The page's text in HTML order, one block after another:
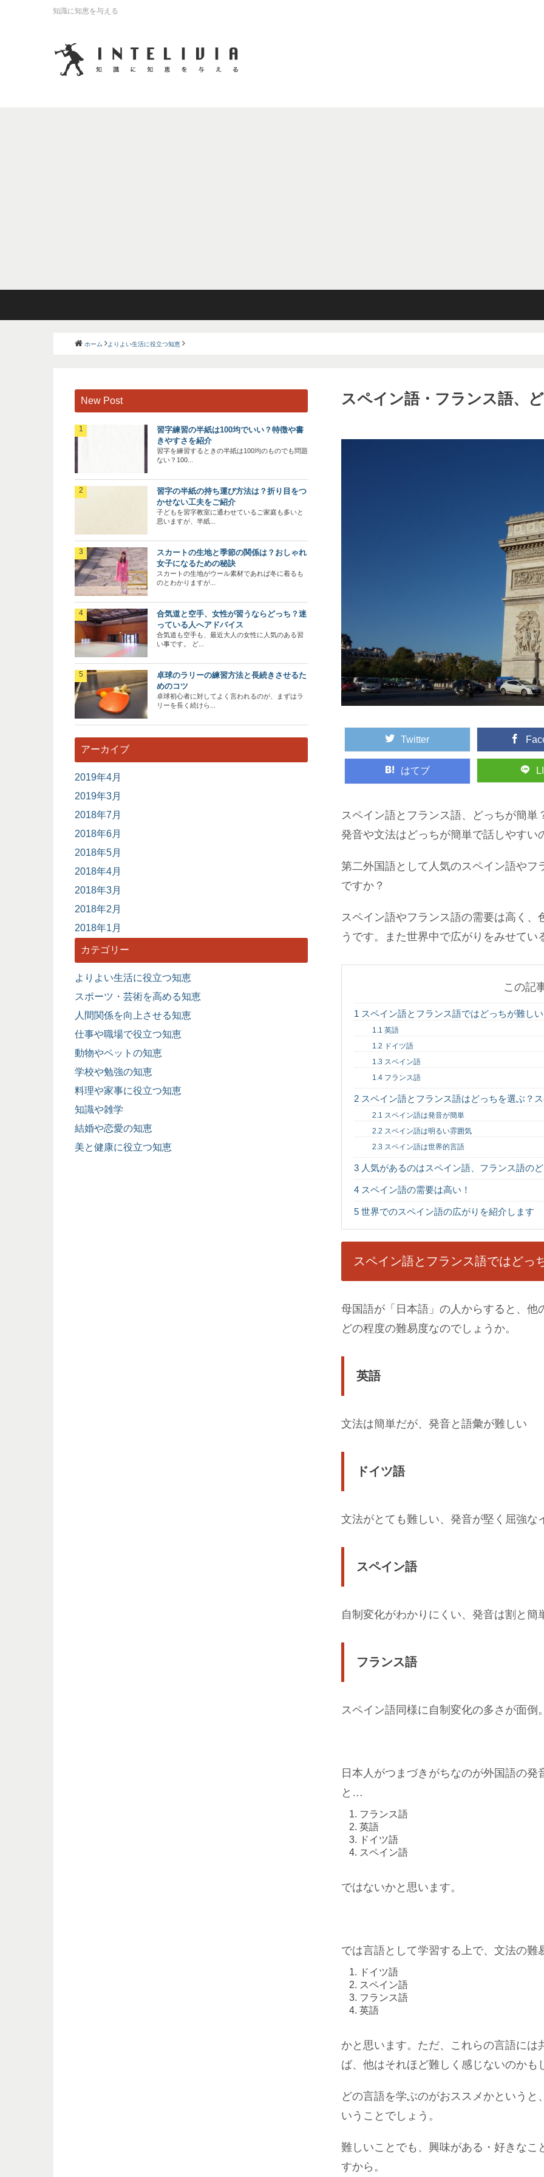
知識に知恵を与える
ホーム よりよい生活に役立つ知恵
スペイン語・フランス語、
Twitter
はてブ
スペイン語とフランス語、どっちが簡単
発音や文法はどっちが簡単で話しやすい
第二外国語として人気のスペイン語や
ですか？
スペイン語やフランス語の需要は高く、
うです。また世界中で広がりをみせてい
この記
1 スペイン語とフランス語ではどっちが難し
1.1 英語
1.2 ドイツ語
1.3 スペイン語
1.4 フランス語
2 スペイン語とフランス語はどっちを選ぶ？
2.1 スペイン語は発音が簡単
2.2 スペイン語は明るい雰囲気
2.3 スペイン語は世界的言語
3 人気があるのはスペイン語、フランス語の
4 スペイン語の需要は高い！
5 世界でのスペイン語の広がりを紹介します
スペイン語とフランス語ではどっ
母国語が「日本語」の人からすると、他
どの程度の難易度なのでしょうか。
英語
文法は簡単だが、発音と語彙が難しい
ドイツ語
文法がとても難しい、発音が堅く屈強な
スペイン語
自制変化がわかりにくい、発音は割と簡
フランス語
スペイン語同様に自制変化の多さが面倒
日本人がつまづきがちなのが外国語の
と…
フランス語
英語
ドイツ語
スペイン語
ではないかと思います。
では言語として学習する上で、文法の
ドイツ語
スペイン語
フランス語
英語
かと思います。ただ、これらの言語に
ば、他はそれほど難しく感じないのかも
どの言語を学ぶのがおススメかという
いうことでしょう。
難しいことでも、興味がある・好きな
すから。
New Post
習字練習の半紙は100均でいい？特徴や書
きやすさを紹介
習字を練習するときの半紙は100均のものでも問題
ない？100...
習字の半紙の持ち運び方法は？折り目をつ
かせない工夫をご紹介
子どもを習字教室に通わせているご家庭も多いと
思いますが、半紙...
スカートの生地と季節の関係は？おしゃれ
女子になるための秘訣
スカートの生地がウール素材であれば冬に着るも
のとわかりますが...
合気道と空手、女性が習うならどっち？迷
っている人へアドバイス
合気道も空手も、最近大人の女性に人気のある習
い事です。 ど...
卓球のラリーの練習方法と長続きさせるた
めのコツ
卓球初心者に対してよく言われるのが、まずはラ
リーを長く続けら...
アーカイブ
2019年4月
2019年3月
2018年7月
2018年6月
2018年5月
2018年4月
2018年3月
2018年2月
2018年1月
カテゴリー
よりよい生活に役立つ知恵
スポーツ・芸術を高める知恵
人間関係を向上させる知恵
仕事や職場で役立つ知恵
動物やペットの知恵
学校や勉強の知恵
料理や家事に役立つ知恵
知識や雑学
結婚や恋愛の知恵
美と健康に役立つ知恵